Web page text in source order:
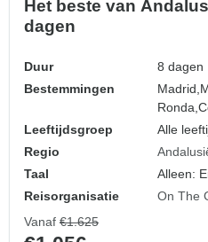
Het beste van
dagen
Duur
8 dagen
Bestemmingen
Madrid,
Ronda,
Leeftijdsgroep
Alle
Regio
Taal
Alleen:
Reisorganisatie
On The
Vanaf €1.625